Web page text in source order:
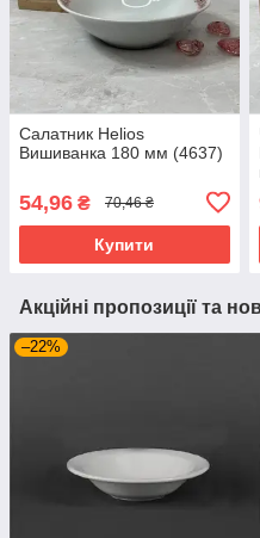
Салатник Helios
Вишиванка 180 мм (4637)
54,96 ₴ 70,46 ₴
Купити
Акційні пропозиції та
–22%